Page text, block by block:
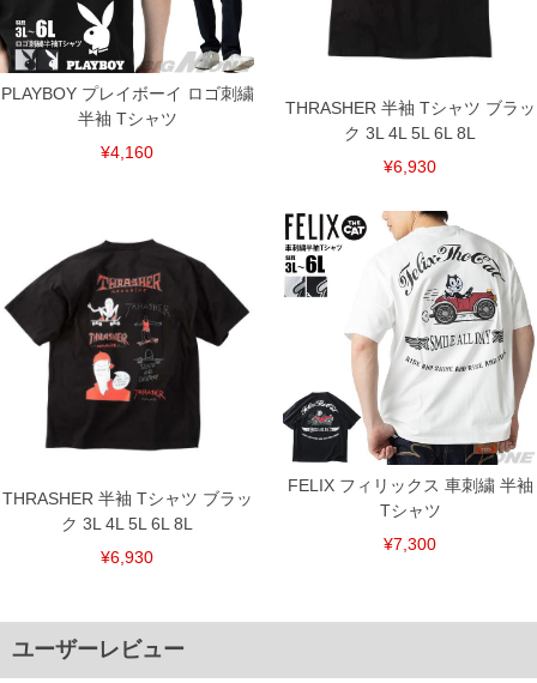
PLAYBOY プレイボーイ ロゴ刺繍
半袖 Tシャツ
¥4,160
THRASHER 半袖 Tシャツ ブラッ
ク 3L 4L 5L 6L 8L
¥6,930
THRASHER 半袖 Tシャツ ブラッ
ク 3L 4L 5L 6L 8L
¥6,930
FELIX フィリックス 車刺繍 半袖
Tシャツ
¥7,300
ユーザーレビュー